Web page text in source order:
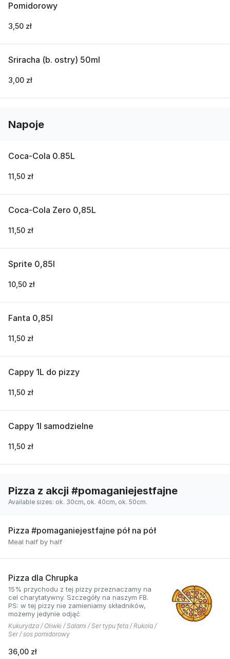
Pomidorowy
3,50 zł
Sriracha (b. ostry) 50ml
3,00 zł
Napoje
Coca-Cola 0.85L
11,50 zł
Coca-Cola Zero 0,85L
11,50 zł
Sprite 0,85l
10,50 zł
Fanta 0,85l
11,50 zł
Cappy 1L do pizzy
11,50 zł
Cappy 1l samodzielne
11,50 zł
Pizza z akcji #pomaganiejestfajne
Available sizes: ok. 30cm, ok. 40cm, ok. 50cm.
Pizza #pomaganiejestfajne pół na pół
Meal half by half
Pizza dla Chrupka
15% przychodu z tej pizzy przeznaczamy na
cel charytatywny. Szczegóły na naszym FB.
PS: w tej pizzy nie zamieniamy składników,
możemy jedynie odjąć
Kukurydza / Oliwki / Salami / Ser typu feta / Rukola /
Ser / sos pomidorowy
36,00 zł